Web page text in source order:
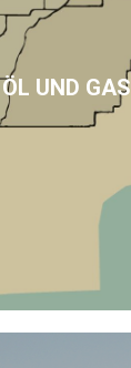
ÖL UND GAS